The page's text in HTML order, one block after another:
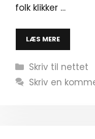
folk klikker …
LÆS MERE
Kategorier
Skriv til nettet
Skriv en